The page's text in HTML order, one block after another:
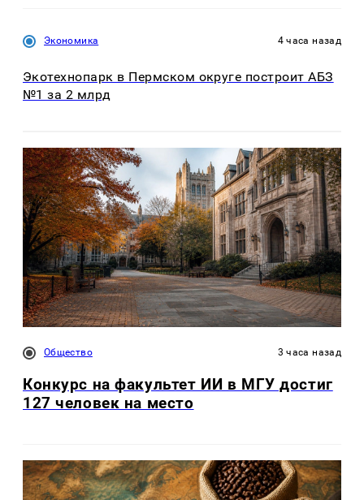
Экономика 4 часа назад
Экотехнопарк в Пермском округе построит АБЗ
№1 за 2 млрд
Общество 3 часа назад
Конкурс на факультет ИИ в МГУ достиг
127 человек на место